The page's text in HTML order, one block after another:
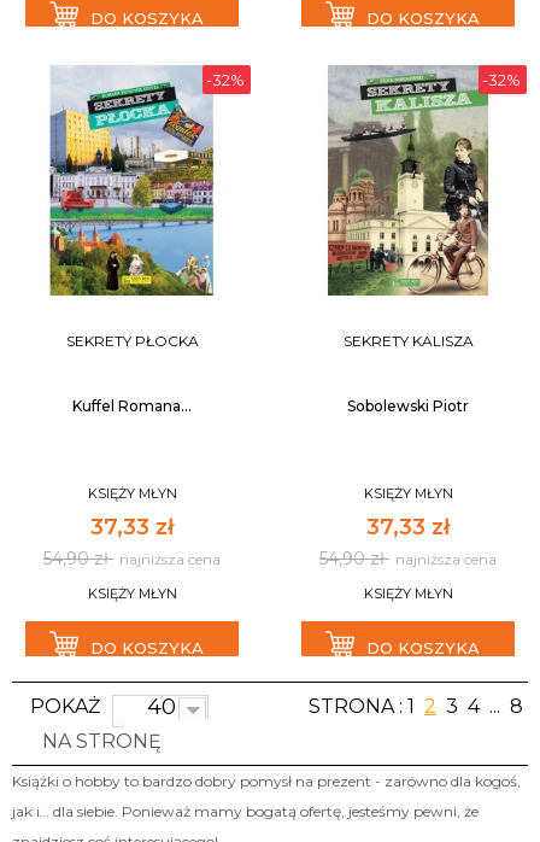
DO KOSZYKA DO KOSZYKA
-32%
SEKRETY PŁOCKA
Kuffel Romana...
KSIĘŻY MŁYN
37,33 zł
54,90 zł najniższa cena
KSIĘŻY MŁYN
DO KOSZYKA
-32%
SEKRETY KALISZA
Sobolewski Piotr
KSIĘŻY MŁYN
37,33 zł
54,90 zł najniższa cena
KSIĘŻY MŁYN
DO KOSZYKA
POKAŻ 40
NA STRONĘ
STRONA : 1 2 3 4 ... 8
Książki o hobby to bardzo dobry pomysł na prezent - zarówno dla kogoś,
jak i… dla siebie. Ponieważ mamy bogatą ofertę, jesteśmy pewni, że